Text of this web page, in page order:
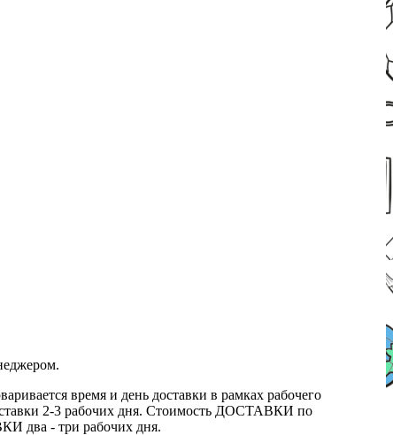
время и день доставки в рамках рабочего
2-3 рабочих дня. Стоимость ДОСТАВКИ по
два - три рабочих дня.